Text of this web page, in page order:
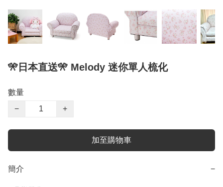
🎌日本直送🎌 Melody 迷你單人梳化
數量
−
+
加至購物車
簡介 −